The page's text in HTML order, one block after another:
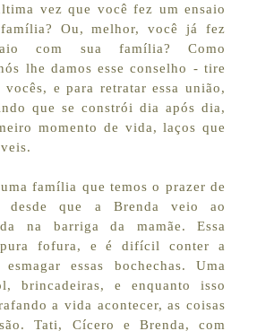
vez que você fez um ensaio
Ou, melhor, você já fez
com sua família? Como
lhe damos esse conselho - tire
e para retratar essa união,
que se constrói dia após dia,
momento de vida, laços que
família que temos o prazer de
desde que a Brenda veio ao
na barriga da mamãe. Essa
fofura, e é difícil conter a
essas bochechas. Uma
brincadeiras, e enquanto isso
a vida acontecer, as coisas
Tati, Cícero e Brenda, com